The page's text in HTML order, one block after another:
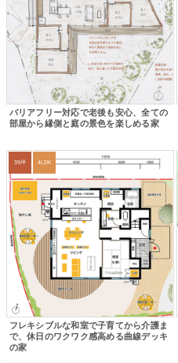
バリアフリー対応で老後も安心、全ての
部屋から縁側と庭の景色を楽しめる家
39坪 4LDK
フレキシブルな和室で子育てから介護ま
で、休日のワクワク感高める曲線デッキ
の家